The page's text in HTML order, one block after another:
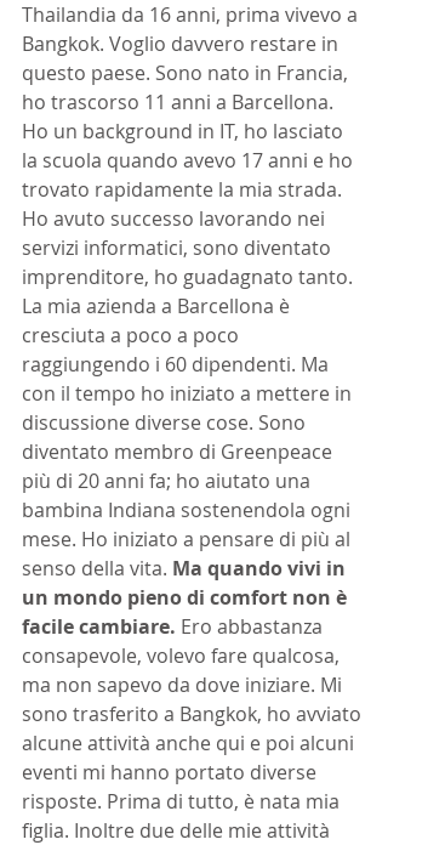
Thailandia da 16 anni, prima vivevo a
Bangkok. Voglio davvero restare in
questo paese. Sono nato in Francia,
ho trascorso 11 anni a Barcellona.
Ho un background in IT, ho lasciato
la scuola quando avevo 17 anni e ho
trovato rapidamente la mia strada.
Ho avuto successo lavorando nei
servizi informatici, sono diventato
imprenditore, ho guadagnato tanto.
La mia azienda a Barcellona è
cresciuta a poco a poco
raggiungendo i 60 dipendenti. Ma
con il tempo ho iniziato a mettere in
discussione diverse cose. Sono
diventato membro di Greenpeace
più di 20 anni fa; ho aiutato una
bambina Indiana sostenendola ogni
mese. Ho iniziato a pensare di più al
senso della vita. Ma quando vivi in
un mondo pieno di comfort non è
facile cambiare. Ero abbastanza
consapevole, volevo fare qualcosa,
ma non sapevo da dove iniziare. Mi
sono trasferito a Bangkok, ho avviato
alcune attività anche qui e poi alcuni
eventi mi hanno portato diverse
risposte. Prima di tutto, è nata mia
figlia. Inoltre due delle mie attività